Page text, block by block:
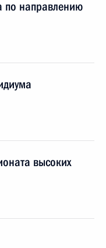
по направлению
высоких